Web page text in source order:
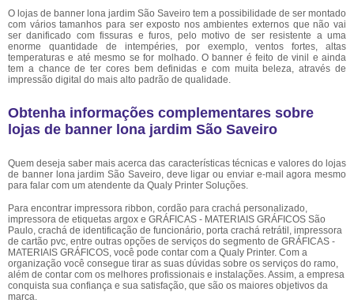
O lojas de banner lona jardim São Saveiro tem a possibilidade de ser montado
com vários tamanhos para ser exposto nos ambientes externos que não vai
ser danificado com fissuras e furos, pelo motivo de ser resistente a uma
enorme quantidade de intempéries, por exemplo, ventos fortes, altas
temperaturas e até mesmo se for molhado. O banner é feito de vinil e ainda
tem a chance de ter cores bem definidas e com muita beleza, através de
impressão digital do mais alto padrão de qualidade.
Obtenha informações complementares sobre
lojas de banner lona jardim São Saveiro
Quem deseja saber mais acerca das características técnicas e valores do lojas
de banner lona jardim São Saveiro, deve ligar ou enviar e-mail agora mesmo
para falar com um atendente da Qualy Printer Soluções.
Para encontrar impressora ribbon, cordão para crachá personalizado,
impressora de etiquetas argox e GRÁFICAS - MATERIAIS GRÁFICOS São
Paulo, crachá de identificação de funcionário, porta crachá retrátil, impressora
de cartão pvc, entre outras opções de serviços do segmento de GRÁFICAS -
MATERIAIS GRÁFICOS, você pode contar com a Qualy Printer. Com a
organização você consegue tirar as suas dúvidas sobre os serviços do ramo,
além de contar com os melhores profissionais e instalações. Assim, a empresa
conquista sua confiança e sua satisfação, que são os maiores objetivos da
marca.